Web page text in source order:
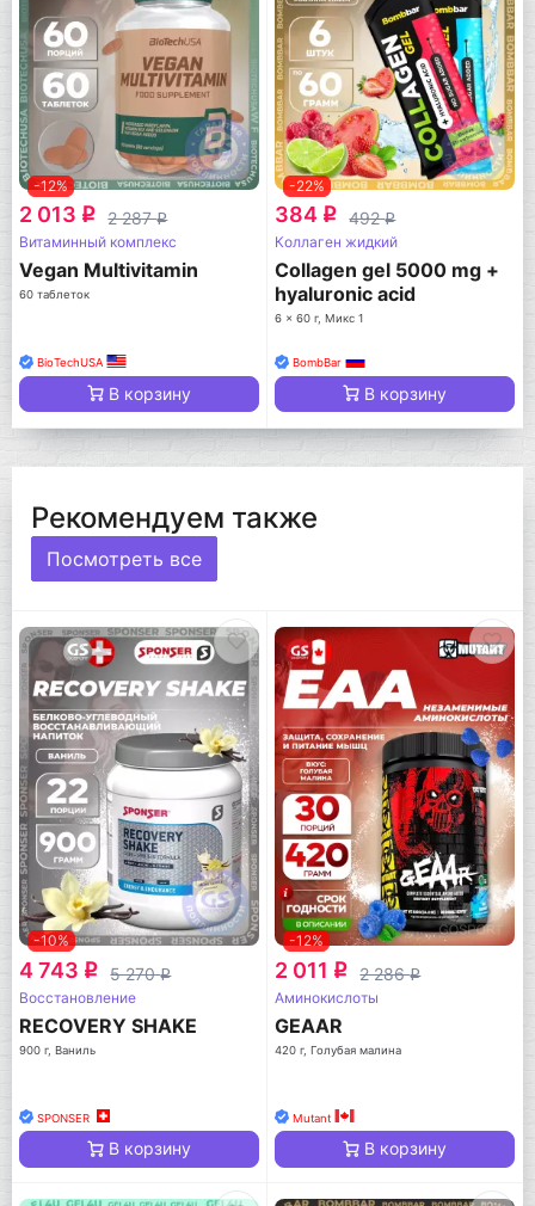
-12%
2 013 q 2 287q
Витаминный комплекс
Vegan Multivitamin
60 таблеток
BioTechUSA
В корзину
-22%
384 q 492q
Коллаген жидкий
Collagen gel 5000 mg +
hyaluronic acid
6 x 60 г, Микс 1
BombBar
В корзину
Рекомендуем также
Посмотреть все
-10%
4 743 q 5 270q
Восстановление
RECOVERY SHAKE
900 г, Ваниль
SPONSER
В корзину
-12%
2 011 q 2 286q
Аминокислоты
GEAAR
420 г, Голубая малина
Mutant
В корзину